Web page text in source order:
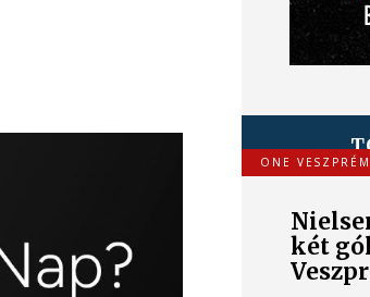
ONE
két